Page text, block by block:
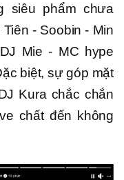
siêu phẩm chưa
- Soobin - Min
Mie - MC hype
biệt, sự góp mặt
Kura chắc chắn
chất đến không